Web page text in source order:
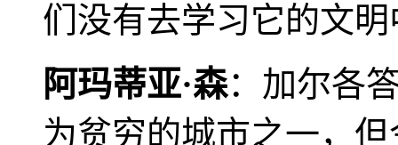
们没有去学习它的文
阿玛蒂亚·森：加尔各
为贫穷的城市之一，